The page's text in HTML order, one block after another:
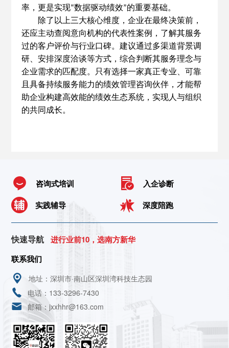
率，更是实现“数据驱动绩效”的重要基础。
除了以上三大核心维度，企业在最终决策前，
还应主动查阅意向机构的代表性案例，了解其服务
过的客户评价与行业口碑。建议通过多渠道背景调
研、安排深度洽谈等方式，综合判断其服务理念与
企业需求的匹配度。只有选择一家真正专业、可靠
且具备持续服务能力的绩效管理咨询伙伴，才能帮
助企业构建高效能的绩效生态系统，实现人与组织
的共同成长。
咨询式培训
入企诊断
实践辅导
深度陪跑
快速导航
进行业前10，选南方新华
联系我们
地址：深圳市·南山区深圳湾科技生态园
电话：133-3296-7430
邮箱：jxxhhr@163.com